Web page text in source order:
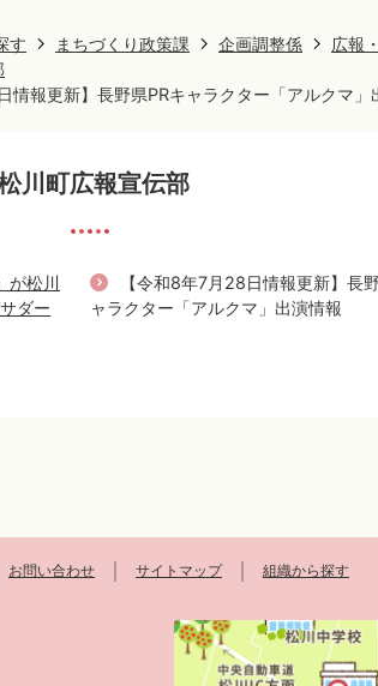
す まちづくり政策課 企画調整係
広報
情報更新】長野県PRキャラクター「アルクマ」
川町広報宣伝部
が松川
ダー
【令和8年7月28日情報更新】長
ャラクター「アルクマ」出演情報
お問い合わせ サイトマップ 組織から探す